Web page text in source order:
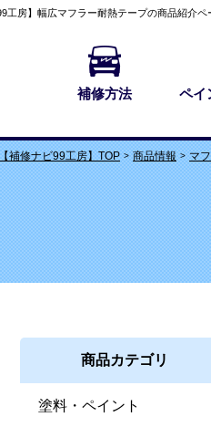
工房】 幅広マフラー耐熱テープの商品紹介ペ
補修方法 ペイ
補修ナビ99工房】TOP 商品情報 マ
商品カテゴリ
塗料・ペイント